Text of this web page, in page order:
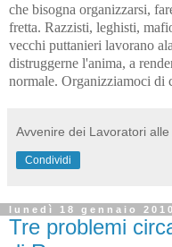
che bisogna organizzarsi,
fretta. Razzisti, leghisti,
vecchi puttanieri lavorano
distruggerne l'anima, a
normale. Organizziamoci
Avvenire dei Lavoratori alle
Condividi
lunedì 18 gennaio 2010
Tre problemi